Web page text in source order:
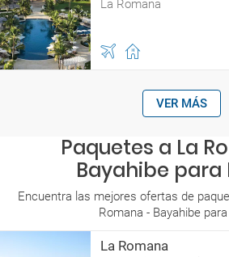
La Romana
VER MÁS
Paquetes a La
Bayahibe para
Encuentra las mejores ofertas de
Romana - Bayahibe
La Romana